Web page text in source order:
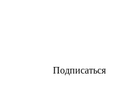
Подписаться